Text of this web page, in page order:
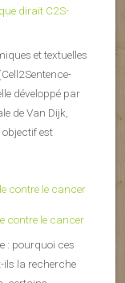
dirait C2S-
et textuelles
développé par
de Van Dijk,
objectif est
contre le cancer
: pourquoi ces
la recherche